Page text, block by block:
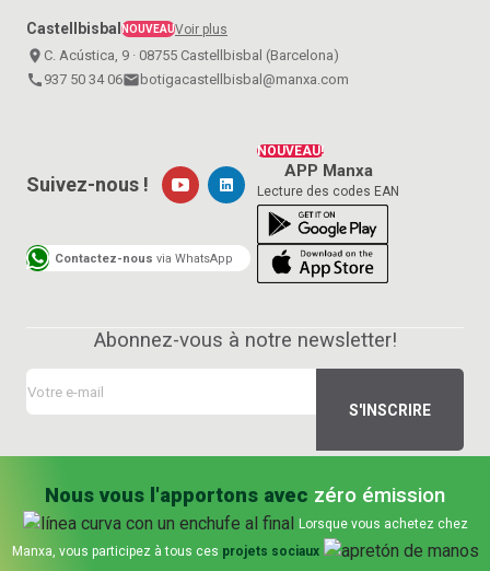
Castellbisbal NOUVEAUVoir plus
place C. Acústica, 9 · 08755 Castellbisbal (Barcelona)
call 937 50 34 06email botigacastellbisbal@manxa.com
NOUVEAU!
APP Manxa
Lecture des codes EAN
Suivez-nous !
Contactez-nous via WhatsApp
Abonnez-vous à notre newsletter!
Nous vous l'apportons avec zéro émission
Lorsque vous achetez chez
Manxa, vous participez à tous ces projets sociaux